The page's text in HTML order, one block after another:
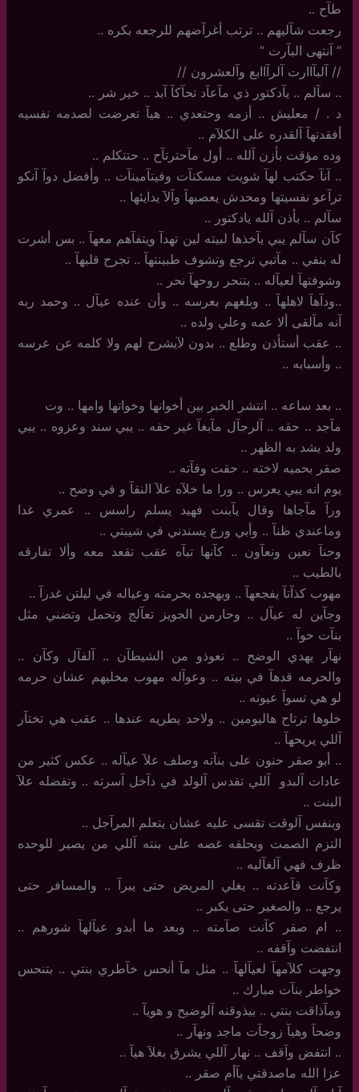
طآح ‏..
رجعت شآليهم .. ترتب أغرآضهم للرجعه بكره ..
‏”‏ آنتهى البآرت “
//‏ آلبآاارت آلرآاابع وآلعشرون //
..‏ سآلم .. يآدكتور ذي مآعآد تحآكآ آبد .. خير شر ..
د . / معليش ‏.. أزمه وحتعدي .. هيآ تعرضت لصدمه نفسيه
أفقدتهآ آلقدره على الكلآم ..
وده مؤقت بأزن آلله .. أول مآحترتآح .. حتتكلم ..
..‏ آنآ حكتب لهآ شويت مسكنآت وفيتآمينآت .. وأفضل دوآ آنكو
ترآعو نفسيتها ومحدش يعصبهآ وآلآ يدايئها ..
سآلم .. بأذن آلله يادكتور ..
كآن سآلم يبي يآخذها لبيته لين تهدآ ويتفآهم معهآ .. بس أشرت
له بنفي .. مآتبي ترجع وتشوف طبينتهآ .. تجرح قلبهآ ..
وشوفتهآ لعيآله .. بتنحر روحهآ نحر ..
..ودآهآ لاهلهآ .. وبلغهم بعرسه .. وأن عنده عيآل .. وحمد ربه
آنه مآلقى ألا عمه وعلي ولده ..
..‏ عقب أستأذن وطلع .. بدون لآيشرح لهم ولا كلمه عن عرسه
.. وأسبابه ..
..‏ بعد ساعه .. انتشر الخبر بين أخوانها وخواتها وامها .. وت
مآجد .. حقه .. آلرجآل مآبغآ غير حقه .. يبي سند وعزوه .. يبي
ولد يشد به الظهر ..
صقر بحميه لاخته .. حقت وفآته ..
يوم انه يبي يعرس .. ورا ما خلآه علآ النقآ و في وضح ..
ورآ مآجاها وقال يآبنت فهيد يسلم راسس .. عمري غدا
وماعندي ظنآ .. وأبي ورع يسندني في شيبتي ..
وحنآ نعين ونعآون .. كآنها تبآه عقب تقعد معه وألا تفارقه
بالطيب ..
مهوب كذآتآ يفجعهآ .. ويهجده بحرمته وعياله في ليلتن غدرآ ..
وجآين له عيآل .. وحارمن الجويز تعآلج وتحمل وتضني مثل
بنآت حوآ ..
نهآر يهدي الوضح .. تعوذو من الشيطآن .. آلفآل وكآن ..
والحرمه قدهآ في بيته .. وعوآله مهوب مخليهم عشان حرمه
لو هي تسوآ عيونه ..
خلوها ترتاح هاليومين .. ولاحد يطريه عندها .. عقب هي تختآر
آللي يريحهآ ..
..‏ أبو صقر حنون على بنآته وصلف علآ عيآله .. عكس كثير من
عادات آلبدو ‏ آللي تقدس آلولد في دآخل آسرته .. وتفضله علآ
البنت ..
وبنفس آلوقت تقسى عليه عشان يتعلم المرآجل ..
التزم الصمت وبحلقه غصه على بنته آللي من يصير للوحده
ظرف فهي آلغآليه ..
وكآنت قآعدته .. يغلي المريض حتى يبرآ .. والمسافر حتى
يرجع .. والصغير حتى يكبر ..
..‏ ام صقر كآنت صآمته .. وبعد ما أبدو عيآلهآ شورهم ..
انتفضت وآقفه ..
وجهت كلآمهآ لعيآلهآ .. مثل مآ أنحس خآطري بنتي .. بتنحس
خواطر بنآت مبارك ..
ومآذاقت بنتي .. بيذوقنه آلوضيح و هويآ ..
وضحآ وهيآ زوجآت ماجد ونهآر ..
..‏ انتفض وآقف .. نهار آللي يشرق بغلآ هيآ ..
عزا الله ماصدقتي يآأم صقر ..